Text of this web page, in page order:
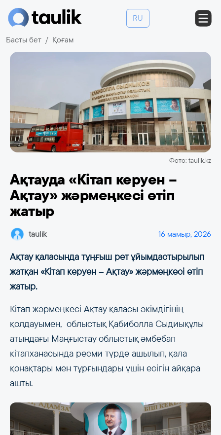
RU
Басты бет Қоғам
Фото: taulik.kz
Ақтауда «Кітап керуен –
Ақтау» жәрмеңкесі өтіп
жатыр
taulik 16 мамыр, 2026
Ақтау қаласында тұңғыш рет ұйымдастырылып
жатқан «Кітап керуен – Ақтау» жәрмеңкесі өтіп
жатыр.
Кітап жәрмеңкесі Ақтау қаласы әкімдігінің
қолдауымен, облыстық Қабиболла Сыдиықұлы
атындағы Маңғыстау облыстық әмбебап
кітапханасында ресми түрде ашылып, қала
қонақтары мен тұрғындары үшін есігін айқара
ашты.